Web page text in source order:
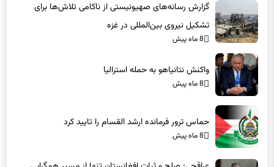
گزارش رسانه‌های صهیونیستی از ناکامی تلاش‌ها برای
تشکیل نیروی بین‌المللی در غزه
واکنش نتانیاهو به حمله استرالیا
حماس ترور فرمانده ارشد القسام را تایید کرد